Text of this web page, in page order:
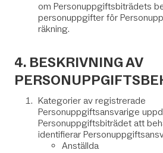
om Personuppgiftsbiträdets
personuppgifter för
räkning.
4. BESKRIVNING AV
Kategorier av registrerade
Personuppgiftsansvarige
Personuppgiftsbiträdet att
identifierar
Anställda